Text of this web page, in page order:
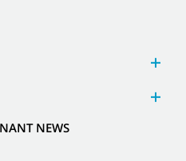
NEWS